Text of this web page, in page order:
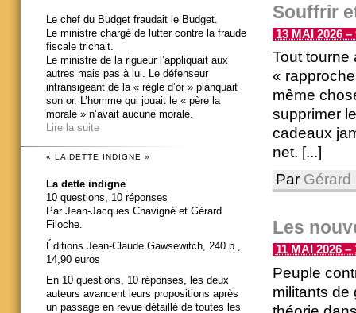
Souffrir
13 MAI 2026 –
Tout tourne
«
même
supprimer
cadeaux
net. [...]
Par Gérard
Les
11 MAI 2026 –
Peuple
militants de
Le chef du Budget fraudait le Budget.
Le ministre chargé de lutter contre la fraude
fiscale trichait.
Le ministre de la rigueur l’appliquait aux
autres mais pas à lui. Le défenseur
intransigeant de la « règle d’or » planquait
son or. L’homme qui jouait le « père la
morale » n’avait aucune morale.
Lire la suite
« LA DETTE INDIGNE »
La dette indigne
10 questions, 10 réponses
Par Jean-Jacques Chavigné et Gérard
Filoche.
Éditions Jean-Claude Gawsewitch, 240 p.,
14,90 euros
En 10 questions, 10 réponses, les deux
auteurs avancent leurs propositions après
un passage en revue détaillé de toutes les